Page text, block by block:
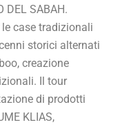
DEL SABAH.
case tradizionali
storici alternati
creazione
Il tour
di prodotti
KLIAS,